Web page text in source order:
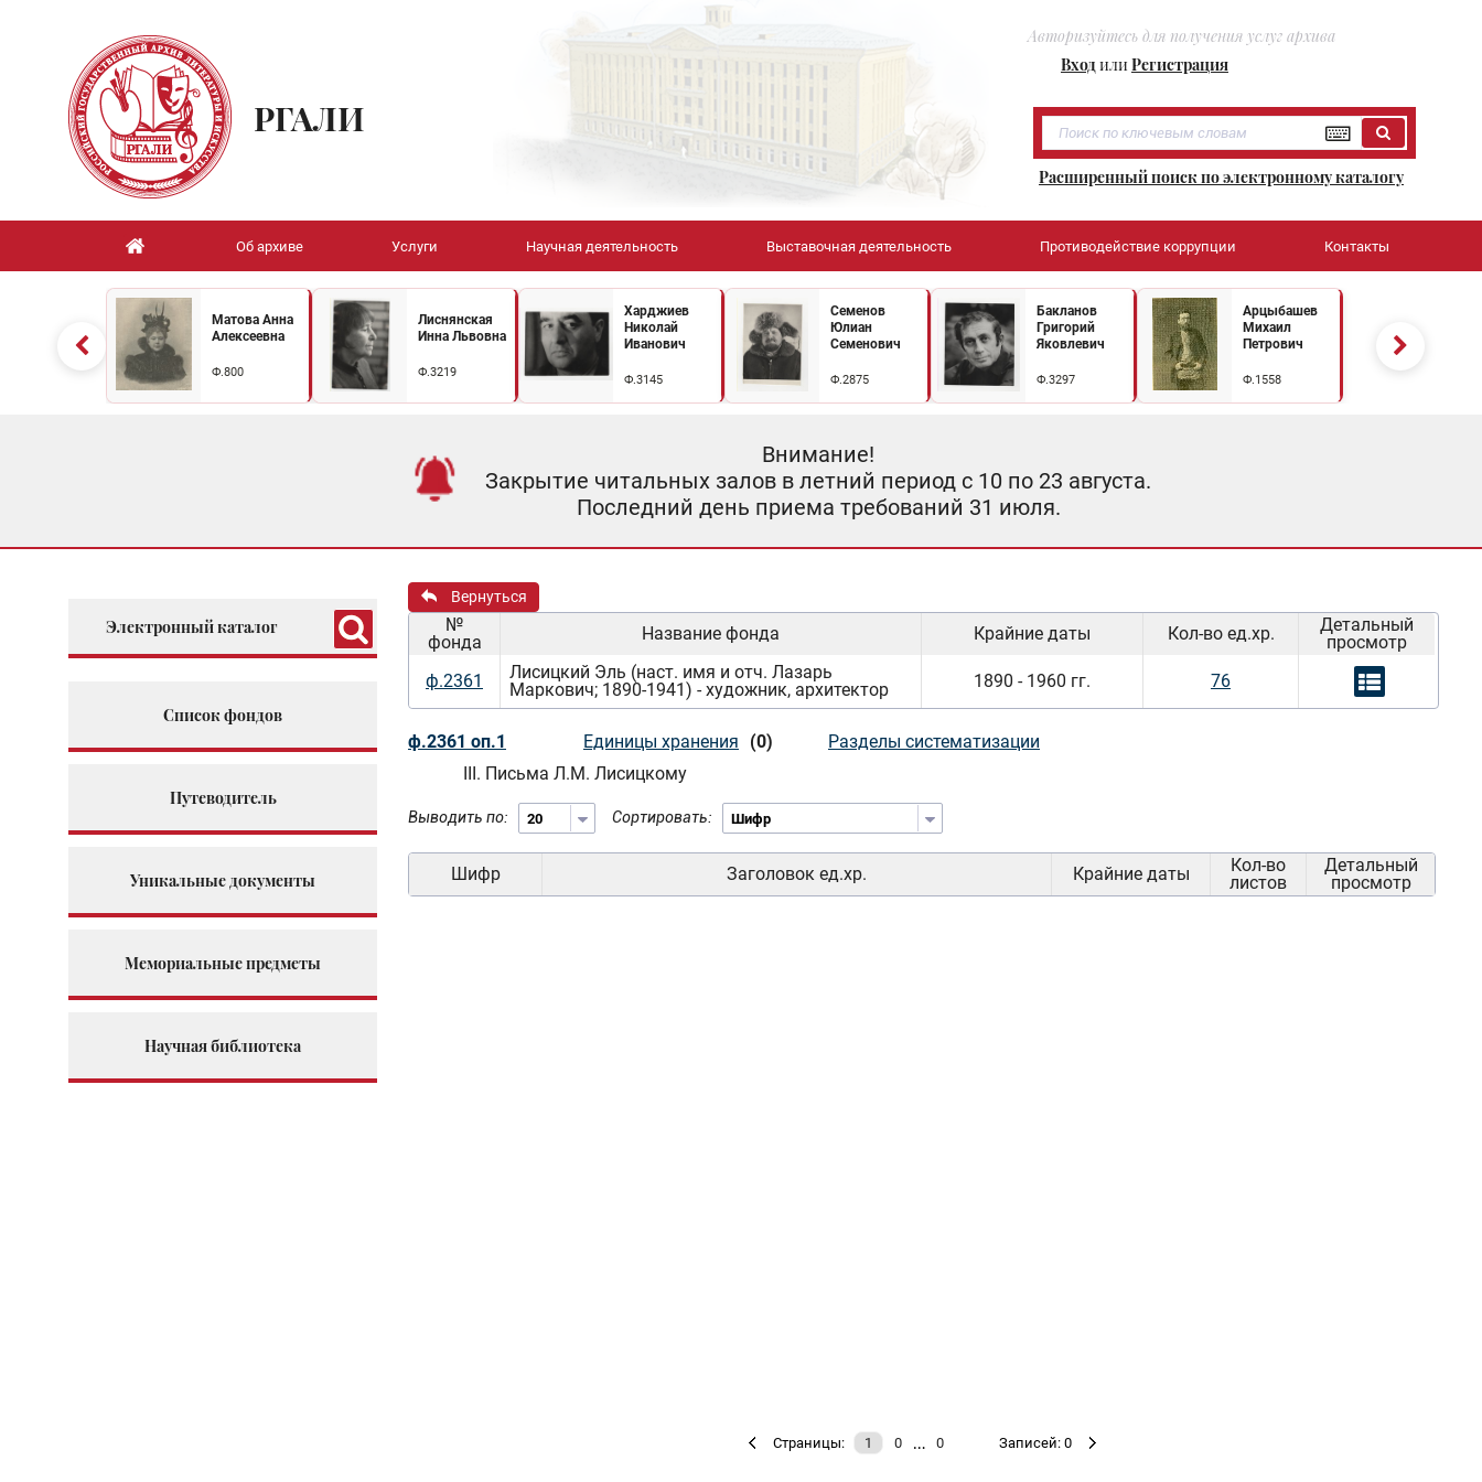
Авторизуйтесь для получения услуг архива
ВходилиРегистрация
РГАЛИ
Расширенный поиск по электронному каталогу
Об архиве Услуги Научная деятельность Выставочная деятельность Противодействие коррупции Контакты
Матова Анна
Алексеевна
Ф.800
Лиснянская
Инна Львовна
Ф.3219
Харджиев
Николай
Иванович
Ф.3145
Семенов
Юлиан
Семенович
Ф.2875
Бакланов
Григорий
Яковлевич
Ф.3297
Арцыбашев
Михаил
Петрович
Ф.1558
Внимание!
Закрытие читальных залов в летний период с 10 по 23 августа.
Последний день приема требований 31 июля.
Электронный каталог
Список фондов
Путеводитель
Уникальные документы
Мемориальные предметы
Научная библиотека
Вернуться
№
фонда
Название фонда Крайние даты Кол-во ед.хр.
Детальный
просмотр
ф.2361
Лисицкий Эль (наст. имя и отч. Лазарь
Маркович; 1890-1941) - художник, архитектор
1890 - 1960 гг. 76
ф.2361 оп.1 Единицы хранения (0)
Разделы систематизации
III. Письма Л.М. Лисицкому
Выводить по: Сортировать:
Шифр Заголовок ед.хр. Крайние даты
Кол-во
листов
Детальный
просмотр
Страницы: 1 0 … 0 Записей: 0